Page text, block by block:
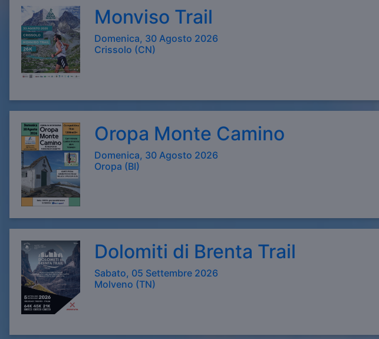
Monviso Trail
Domenica, 30 Agosto 2026
Crissolo (CN)
Oropa Monte Camino
Domenica, 30 Agosto 2026
Oropa (BI)
Dolomiti di Brenta Trail
Sabato, 05 Settembre 2026
Molveno (TN)